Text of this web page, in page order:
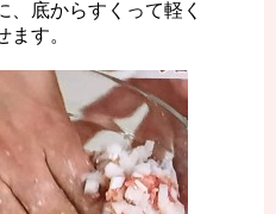
、底からすくって軽く
す。